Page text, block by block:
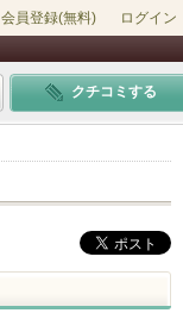
会員登録(無料) ログイン
クチコミする